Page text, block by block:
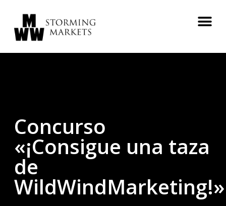
Concurso
«¡Consigue una taza
de
WildWindMarketing!»